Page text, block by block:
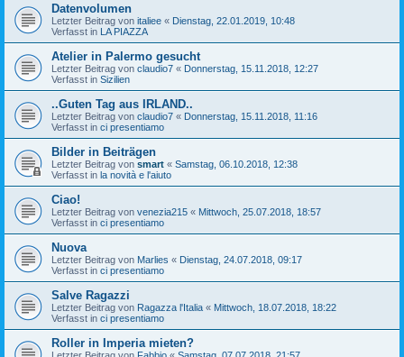
Datenvolumen
Letzter Beitrag von italiee « Dienstag, 22.01.2019, 10:48
Verfasst in LA PIAZZA
Atelier in Palermo gesucht
Letzter Beitrag von claudio7 « Donnerstag, 15.11.2018, 12:27
Verfasst in Sizilien
..Guten Tag aus IRLAND..
Letzter Beitrag von claudio7 « Donnerstag, 15.11.2018, 11:16
Verfasst in ci presentiamo
Bilder in Beiträgen
Letzter Beitrag von smart « Samstag, 06.10.2018, 12:38
Verfasst in la novità e l'aiuto
Ciao!
Letzter Beitrag von venezia215 « Mittwoch, 25.07.2018, 18:57
Verfasst in ci presentiamo
Nuova
Letzter Beitrag von Marlies « Dienstag, 24.07.2018, 09:17
Verfasst in ci presentiamo
Salve Ragazzi
Letzter Beitrag von Ragazza l'Italia « Mittwoch, 18.07.2018, 18:22
Verfasst in ci presentiamo
Roller in Imperia mieten?
Letzter Beitrag von Fabbio « Samstag, 07.07.2018, 21:57